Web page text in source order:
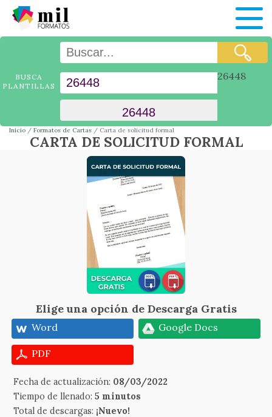
BUSCA
PLANTILLAS
26448
Inicio Formatos de Cartas Carta de solicitud formal
CARTA DE SOLICITUD FORMAL
Elige una opción de Descarga Gratis
Word Google Docs
PDF
Fecha de actualización: 08/03/2022
Tiempo de llenado:5 minutos
Total de descargas: ¡Nuevo!